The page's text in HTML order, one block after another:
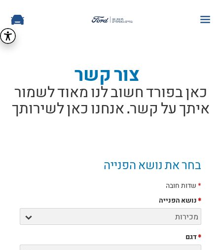
צור קשר
כאן בפורד חשוב לנו מאוד לשמור
איתך על קשר. אנחנו כאן לשירותך
בחר את נושא הפנייה
*שדות חובה
*נושא הפנייה
*דגם